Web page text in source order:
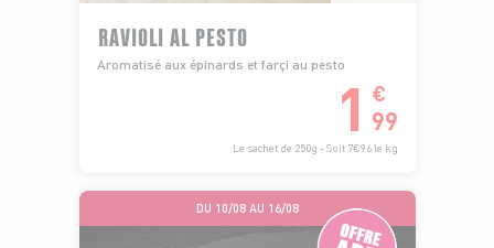
RAVIOLI AL PESTO
Aromatisé aux épinards et farçi au pesto
1 €
99
Le sachet de 250g - Soit 7€96 le kg
DU 10/08 AU 16/08